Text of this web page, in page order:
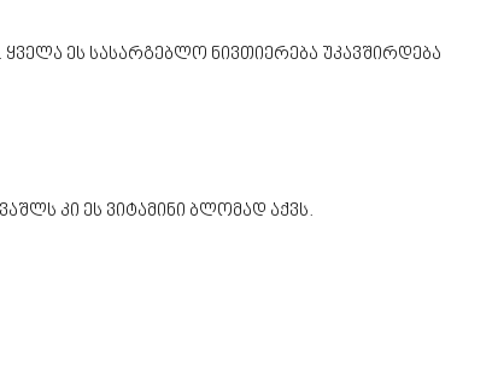
ყველა ეს სასარგებლო ნივთიერება უკავშირდება
კი ეს ვიტამინი ბლომად აქვს.